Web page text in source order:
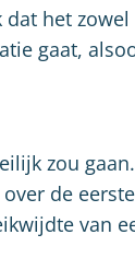
het
gaat,
zou
de
van